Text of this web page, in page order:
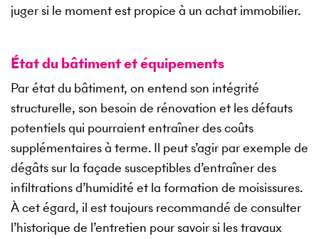
juger si le moment est propice à un achat immobilier.
État du bâtiment et équipements
Par état du bâtiment, on entend son intégrité
structurelle, son besoin de rénovation et les défauts
potentiels qui pourraient entraîner des coûts
supplémentaires à terme. Il peut s’agir par exemple de
dégâts sur la façade susceptibles d’entraîner des
infiltrations d’humidité et la formation de moisissures.
À cet égard, il est toujours recommandé de consulter
l’historique de l’entretien pour savoir si les travaux